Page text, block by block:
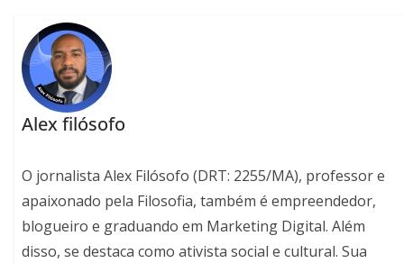
Alex filósofo
O jornalista Alex Filósofo (DRT: 2255/MA), professor e
apaixonado pela Filosofia, também é empreendedor,
blogueiro e graduando em Marketing Digital. Além
disso, se destaca como ativista social e cultural. Sua